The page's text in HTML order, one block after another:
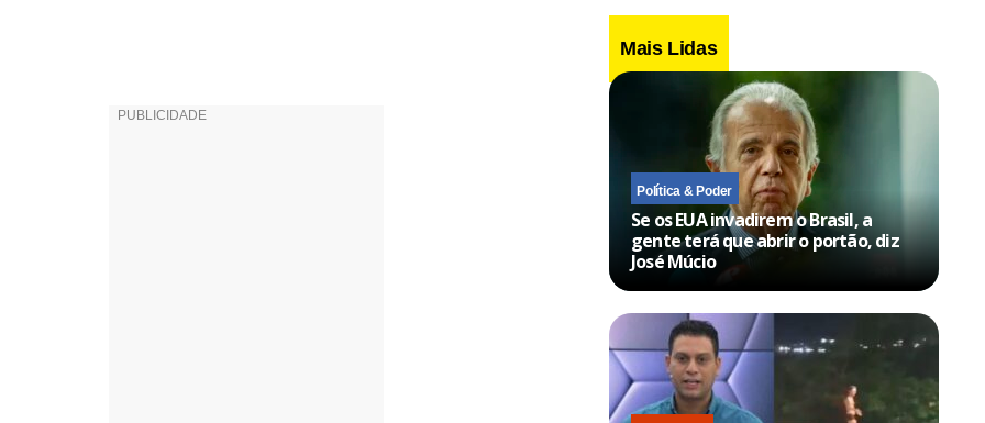
Mais Lidas
Política & Poder
Se os EUA invadirem o Brasil, a
gente terá que abrir o portão, diz
José Múcio